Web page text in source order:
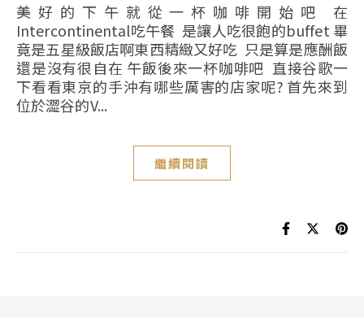
美好的下午就從一杯咖啡開始吧 在
Intercontinental吃午餐 是讓人吃很飽的buffet 畢
竟是五星級飯店啊東西精緻又好吃 只是算是應酬飯
還是沒有很自在 午飯後來一杯咖啡吧 直接谷歌一
下看看東京的手沖有哪些厲害的店家呢? 首先來到
位於澀谷的V...
繼續閱讀